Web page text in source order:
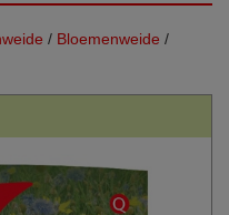
/ Bloemenweide /